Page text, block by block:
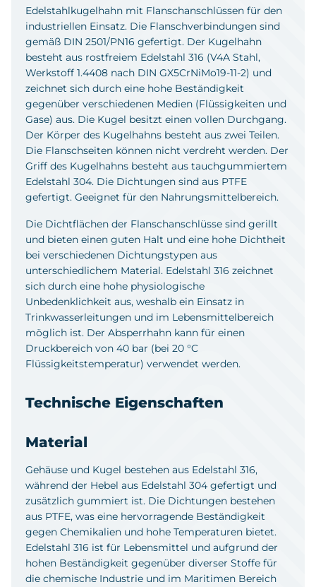
Edelstahlkugelhahn mit Flanschanschlüssen für den
industriellen Einsatz. Die Flanschverbindungen sind
gemäß DIN 2501/PN16 gefertigt. Der Kugelhahn
besteht aus rostfreiem Edelstahl 316 (V4A Stahl,
Werkstoff 1.4408 nach DIN GX5CrNiMo19-11-2) und
zeichnet sich durch eine hohe Beständigkeit
gegenüber verschiedenen Medien (Flüssigkeiten und
Gase) aus. Die Kugel besitzt einen vollen Durchgang.
Der Körper des Kugelhahns besteht aus zwei Teilen.
Die Flanschseiten können nicht verdreht werden. Der
Griff des Kugelhahns besteht aus tauchgummiertem
Edelstahl 304. Die Dichtungen sind aus PTFE
gefertigt. Geeignet für den Nahrungsmittelbereich.
Die Dichtflächen der Flanschanschlüsse sind gerillt
und bieten einen guten Halt und eine hohe Dichtheit
bei verschiedenen Dichtungstypen aus
unterschiedlichem Material. Edelstahl 316 zeichnet
sich durch eine hohe physiologische
Unbedenklichkeit aus, weshalb ein Einsatz in
Trinkwasserleitungen und im Lebensmittelbereich
möglich ist. Der Absperrhahn kann für einen
Druckbereich von 40 bar (bei 20 °C
Flüssigkeitstemperatur) verwendet werden.
Technische Eigenschaften
Material
Gehäuse und Kugel bestehen aus Edelstahl 316,
während der Hebel aus Edelstahl 304 gefertigt und
zusätzlich gummiert ist. Die Dichtungen bestehen
aus PTFE, was eine hervorragende Beständigkeit
gegen Chemikalien und hohe Temperaturen bietet.
Edelstahl 316 ist für Lebensmittel und aufgrund der
hohen Beständigkeit gegenüber diverser Stoffe für
die chemische Industrie und im Maritimen Bereich